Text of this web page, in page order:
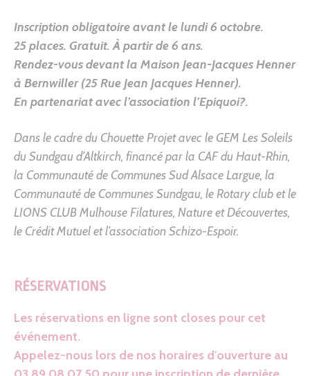
Inscription obligatoire avant le lundi 6 octobre.
25 places. Gratuit. À partir de 6 ans.
Rendez-vous devant la Maison Jean-Jacques Henner
à Bernwiller (25 Rue Jean Jacques Henner).
En partenariat avec l’association l’Epiquoi?.
Dans le cadre du Chouette Projet avec le GEM Les Soleils
du Sundgau d’Altkirch, financé par la CAF du Haut-Rhin,
la Communauté de Communes Sud Alsace Largue, la
Communauté de Communes Sundgau, le Rotary club et le
LIONS CLUB Mulhouse Filatures, Nature et Découvertes,
le Crédit Mutuelet l’association Schizo-Espoir.
RÉSERVATIONS
Les réservations en ligne sont closes pour cet
événement.
Appelez-nous lors de nos horaires d'ouverture au